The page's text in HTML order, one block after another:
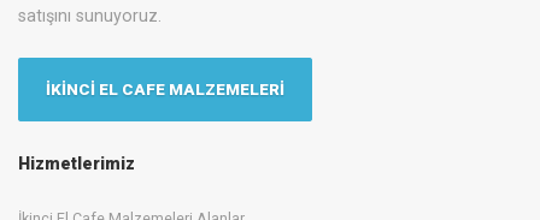
satışını sunuyoruz.
İKİNCİ EL CAFE MALZEMELERİ
Hizmetlerimiz